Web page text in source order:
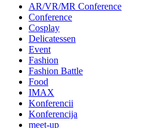
AR/VR/MR Conference
Conference
Cosplay
Delicatessen
Event
Fashion
Fashion Battle
Food
IMAX
Konferencii
Konferencija
meet-up